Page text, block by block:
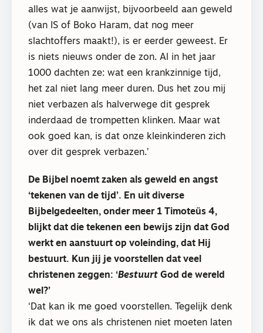
alles wat je aanwijst, bijvoorbeeld aan geweld
(van IS of Boko Haram, dat nog meer
slachtoffers maakt!), is er eerder geweest. Er
is niets nieuws onder de zon. Al in het jaar
1000 dachten ze: wat een krankzinnige tijd,
het zal niet lang meer duren. Dus het zou mij
niet verbazen als halverwege dit gesprek
inderdaad de trompetten klinken. Maar wat
ook goed kan, is dat onze kleinkinderen zich
over dit gesprek verbazen.’
De Bijbel noemt zaken als geweld en angst
‘tekenen van de tijd’. En uit diverse
Bijbelgedeelten, onder meer 1 Timoteüs 4,
blijkt dat die tekenen een bewijs zijn dat God
werkt en aanstuurt op voleinding, dat Hij
bestuurt. Kun jij je voorstellen dat veel
christenen zeggen: ‘Bestuurt God de wereld
wel?’
‘Dat kan ik me goed voorstellen. Tegelijk denk
ik dat we ons als christenen niet moeten laten